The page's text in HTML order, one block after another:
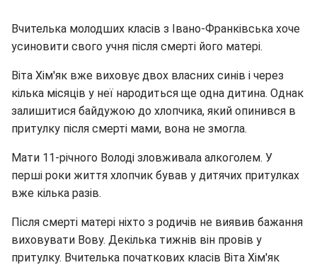
Вчителька молодших класів з Івано-Франківська хоче
усиновити свого учня після смерті його матері.
Віта Хім'як вже виховує двох власних синів і через
кілька місяців у неї народиться ще одна дитина. Однак
залишитися байдужою до хлопчика, який опинився в
притулку після смерті мами, вона не змогла.
Мати 11-річного Володі зловживала алкоголем. У
перші роки життя хлопчик бував у дитячих притулках
вже кілька разів.
Після смерті матері ніхто з родичів не виявив бажання
виховувати Вову. Декілька тижнів він провів у
притулку. Вчителька початкових класів Віта Хім'як